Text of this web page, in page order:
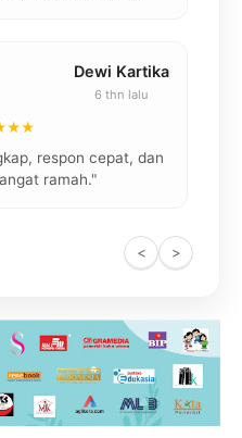
Dewi Kartika
6 thn lalu
respon cepat, dan
ramah."
< >